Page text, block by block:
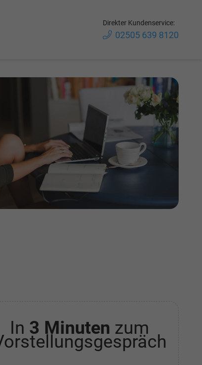
Direkter Kundenservice:
02505 639 8120
In 3 Minuten zum